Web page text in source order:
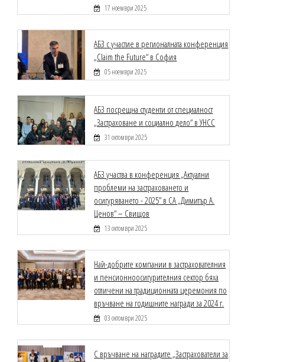
17 ноември 2025
АБЗ с участие в регионалната конференция
„Claim the Future“ в София
05 ноември 2025
АБЗ посрещна студенти от специалност
„Застраховане и социално дело“ в УНСС
31 октомври 2025
АБЗ участва в конференция „Актуални
проблеми на застраховането и
осигуряването - 2025” в СА „Димитър А.
Ценов“ – Свищов
13 октомври 2025
Най-добрите компании в застрахователния
и пенсионноосигурителния сектор бяха
отличени на традиционната церемония по
връчване на годишните награди за 2024 г.
03 октомври 2025
С връчване на наградите „Застрахователи за